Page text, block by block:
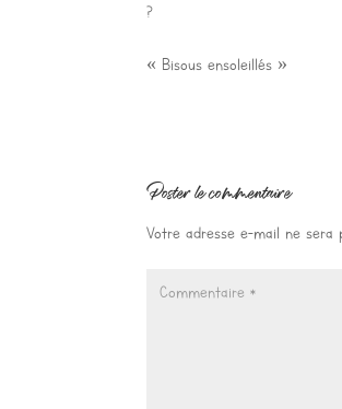
?
« Bisous ensoleillés »
Poster le commentaire
Votre adresse e-mail ne sera